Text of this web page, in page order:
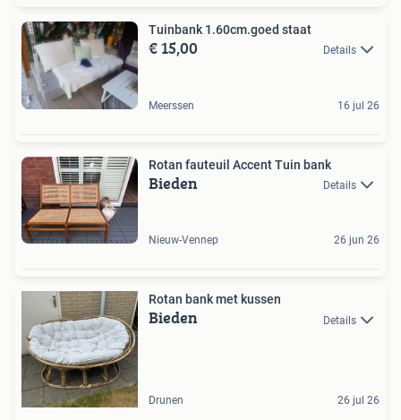
Tuinbank 1.60cm.goed staat
€ 15,00 Details
Meerssen 16 jul 26
Rotan fauteuil Accent Tuin bank
Bieden Details
Nieuw-Vennep 26 jun 26
Rotan bank met kussen
Bieden Details
Drunen 26 jul 26